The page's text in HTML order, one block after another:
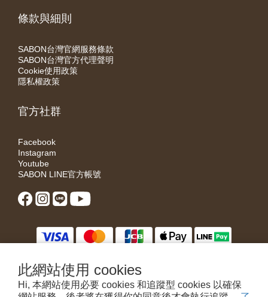
此網站使用 cookies
Hi, 本網站使用必要 cookies 和追蹤型 cookies 以確保
條款與細則
SABON台灣官網服務條款
SABON台灣官方代理聲明
Cookie使用政策
隱私權政策
官方社群
Facebook
Instagram
Youtube
SABON LINE官方帳號